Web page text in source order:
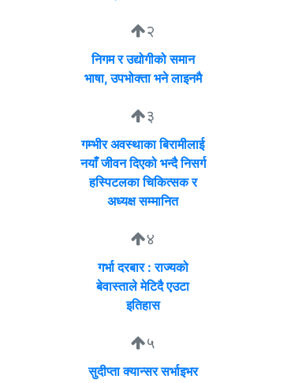
२
निगम र उद्योगीको समान
भाषा, उपभोक्ता भने लाइनमै
३
गम्भीर अवस्थाका बिरामीलाई
नयाँ जीवन दिएको भन्दै निसर्ग
हस्पिटलका चिकित्सक र
अध्यक्ष सम्मानित
४
गर्भा दरबार : राज्यको
बेवास्ताले मेटिदै एउटा
इतिहास
५
सुदीप्ता क्यान्सर सर्भाइभर